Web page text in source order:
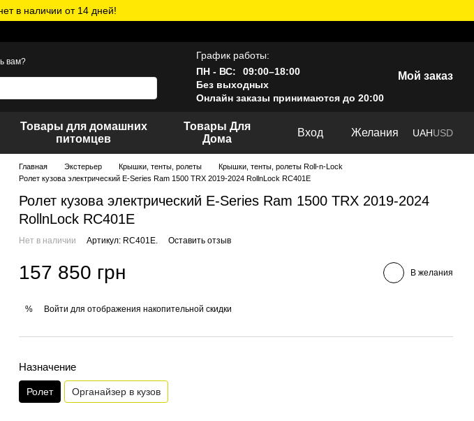
в наличии от 14 дней!
вам?
График работы:
ПН - ВС:
09:00–18:00
Без выходных
Онлайн заказы принимаются до 20:00
Мой заказ
Товары для домашних
питомцев
Товары Для
Дома
Вход Желания UAHUSD
Главная Экстерьер Крышки, тенты, ролеты
Крышки, тенты, ролеты Roll-n-Lock
Ролет кузова электрический E-Series Ram 1500 TRX 2019-2024 RollnLock RC401E
Ролет кузова электрический E-Series Ram 1500 TRX 2019-2024
RollnLock RC401E
Нет в наличии Артикул: RC401E. Оставить отзыв
157 850 грн В желания
% Войти для отображения накопительной скидки
Назначение
Ролет Органайзер в кузов